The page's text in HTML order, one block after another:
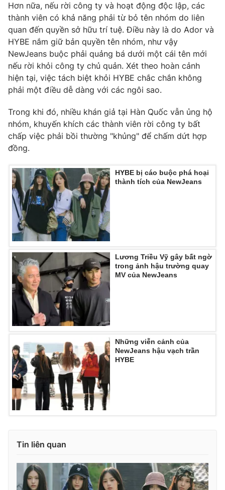
Chuyên mục khác
Emagazine Podcast
Photo Infographic
Video Shorts video
VTV Money VTV Thể thao
VTV Sức khoẻ Bất động sản
Thị trường 24h Tấm lòng Việt
VTV4 Vươn mình bằng AI
VTV9 VTV8
Liên hệ tòa soạn English
THỜI BÁO VTV
Theo dõi báo trên
Cơ quan chủ quản:Đài Truyền hình Việt Nam
Cơ quan báo chí:Thời báo VTV
Tổng Biên tập:Vũ Thanh Thủy
Nguyễn Trọng Ninh
Tổng đài VTV: 024.38 355 931 - 024.38 355 932
Hơn nữa, nếu rời công ty và hoạt động độc lập, các
thành viên có khả năng phải từ bỏ tên nhóm do liên
quan đến quyền sở hữu trí tuệ. Điều này là do Ador và
HYBE nắm giữ bản quyền tên nhóm, như vậy
NewJeans buộc phải quảng bá dưới một cái tên mới
nếu rời khỏi công ty chủ quản. Xét theo hoàn cảnh
hiện tại, việc tách biệt khỏi HYBE chắc chắn không
phải một điều dễ dàng với các ngôi sao.
Trong khi đó, nhiều khán giả tại Hàn Quốc vẫn ủng hộ
nhóm, khuyến khích các thành viên rời công ty bất
chấp việc phải bồi thường "khủng" để chấm dứt hợp
đồng.
HYBE bị cáo buộc phá hoại
thành tích của NewJeans
Lương Triều Vỹ gây bất ngờ
trong ảnh hậu trường quay
MV của NewJeans
Những viễn cảnh của
NewJeans hậu vạch trần
HYBE
Tin liên quan